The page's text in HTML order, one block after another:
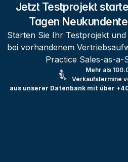
Jetzt Testprojekt
Tagen
Starten Sie Ihr Testprojekt
bei vorhandenem
Practice Sales-as-a-
Mehr als
Verkaufstermine
aus unserer Datenbank mit über